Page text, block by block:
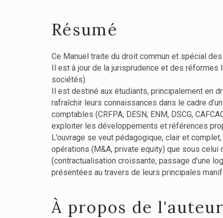
Résumé
Ce Manuel traite du droit commun et spécial
Il est à jour de la jurisprudence et des
sociétés).
Il est destiné aux étudiants, principalement en
rafraîchir leurs connaissances dans le cadre
comptables (CRFPA, DESN, ENM, DSCG,
exploiter les développements et références
L’ouvrage se veut pédagogique, clair et
opérations (M&A, private equity) que sous celui
(contractualisation croissante, passage d’une
présentées au travers de leurs principales
À propos de l'auteur